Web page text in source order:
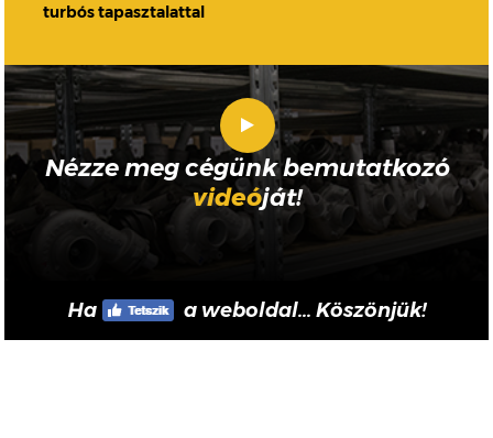
turbós tapasztalattal
Nézze meg cégünk bemutatkozó
videóját!
Ha a weboldal... Köszönjük!